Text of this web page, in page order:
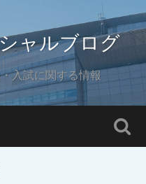
ャルブログ
入試に関する情報